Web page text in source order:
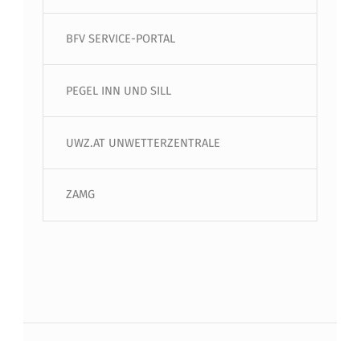
BFV SERVICE-PORTAL
PEGEL INN UND SILL
UWZ.AT UNWETTERZENTRALE
ZAMG
Beitragsnavigation